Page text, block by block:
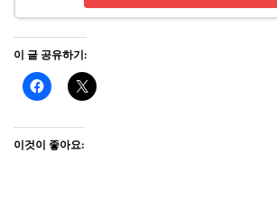
이 글 공유하기:
이것이 좋아요: